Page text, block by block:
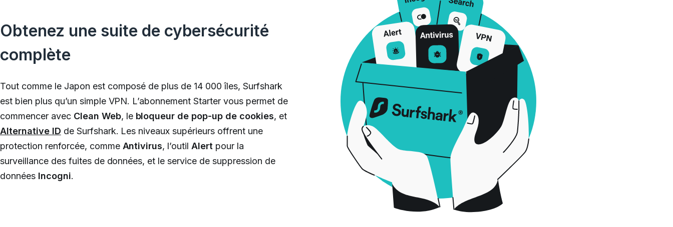
Obtenez une suite de cybersécurité
complète
Tout comme le Japon est composé de plus de 14 000 îles, Surfshark
est bien plus qu’un simple VPN. L’abonnement Starter vous permet de
commencer avec Clean Web, le bloqueur de pop-up de cookies, et
Alternative ID de Surfshark. Les niveaux supérieurs offrent une
protection renforcée, comme Antivirus, l’outil Alert pour la
surveillance des fuites de données, et le service de suppression de
données Incogni.